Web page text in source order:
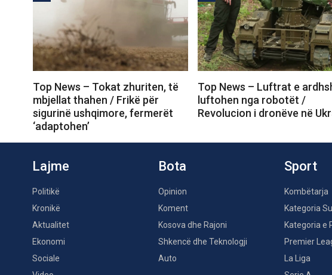
Top News – Tokat zhuriten, të
mbjellat thahen / Frikë për
sigurinë ushqimore, fermerët
‘adaptohen’
Top News – Luftrat e
luftohen nga robotët /
Revolucion i dronëve në
Lajme
Politikë
Kronikë
Aktualitet
Ekonomi
Sociale
Bota
Opinion
Koment
Kosova dhe Rajoni
Shkencë dhe Teknologji
Auto
Sport
Kombëtarja
Kategoria
Kategoria e
Premier
La Liga